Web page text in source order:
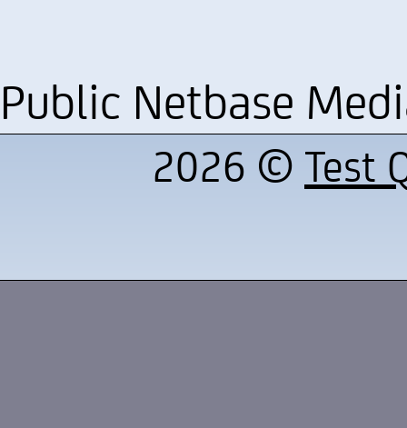
Public Netbase
2026 © Test